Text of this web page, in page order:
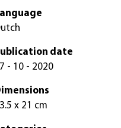
date
- 10 - 2020
13.5 x 21 cm